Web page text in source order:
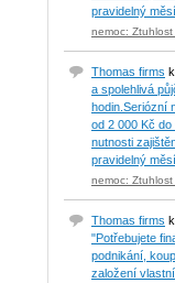
pravidelný
nemoc: Ztuhlost
Thomas firms
a spolehlivá
hodin.Seriózní
od 2 000 Kč do
nutnosti
pravidelný
nemoc: Ztuhlost
Thomas firms
"Potřebujete
podnikání,
založení